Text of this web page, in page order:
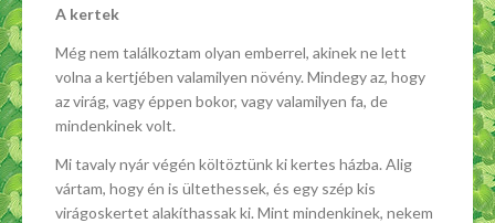
A kertek
Még nem találkoztam olyan emberrel, akinek ne lett
volna a kertjében valamilyen növény. Mindegy az, hogy
az virág, vagy éppen bokor, vagy valamilyen fa, de
mindenkinek volt.
Mi tavaly nyár végén költöztünk ki kertes házba. Alig
vártam, hogy én is ültethessek, és egy szép kis
virágoskertet alakíthassak ki. Mint mindenkinek, nekem